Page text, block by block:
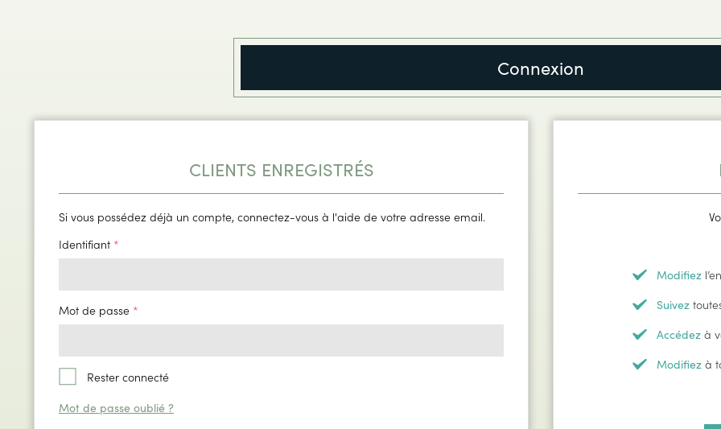
Connexion
CLIENTS ENREGISTRÉS
Si vous possédez déjà un compte, connectez-vous à l'aide de votre adresse email.
Identifiant
Mot de passe
Rester connecté
Mot de passe oublié ?
Modifiez
Suivez
Accédez à
Modifiez à